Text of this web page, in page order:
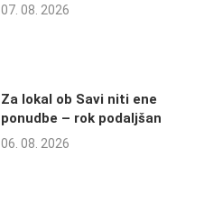
07. 08. 2026
Za lokal ob Savi niti ene
ponudbe – rok podaljšan
06. 08. 2026